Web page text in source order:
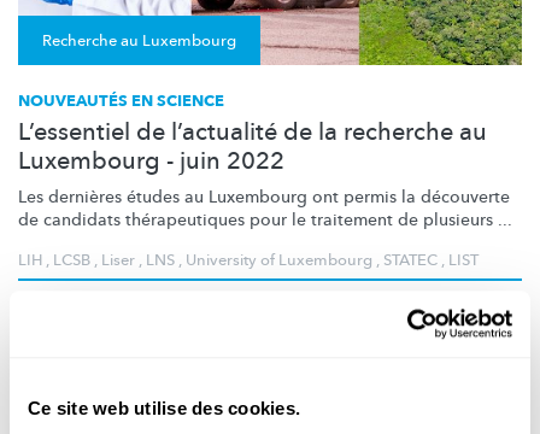
Ce site web utilise des cookies.
Recherche au Luxembourg
NOUVEAUTÉS EN SCIENCE
L’essentiel de l’actualité de la recherche au
Luxembourg - juin 2022
Les dernières études au Luxembourg ont permis la découverte
de candidats thérapeutiques pour le traitement de plusieurs ...
LIH , LCSB , Liser , LNS , University of Luxembourg , STATEC , LIST